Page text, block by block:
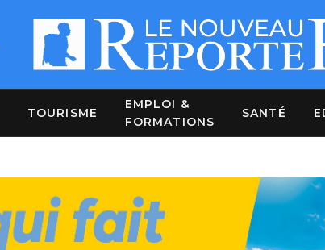
TOURISME
EMPLOI &
FORMATIONS
SANTÉ